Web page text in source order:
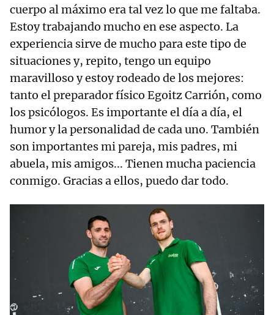
cuerpo al máximo era tal vez lo que me faltaba.
Estoy trabajando mucho en ese aspecto. La
experiencia sirve de mucho para este tipo de
situaciones y, repito, tengo un equipo
maravilloso y estoy rodeado de los mejores:
tanto el preparador físico Egoitz Carrión, como
los psicólogos. Es importante el día a día, el
humor y la personalidad de cada uno. También
son importantes mi pareja, mis padres, mi
abuela, mis amigos... Tienen mucha paciencia
conmigo. Gracias a ellos, puedo dar todo.